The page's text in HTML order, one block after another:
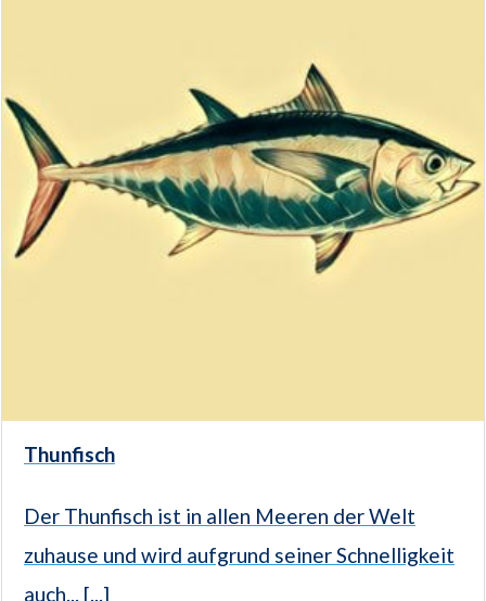
Thunfisch
Der Thunfisch ist in allen Meeren der Welt
zuhause und wird aufgrund seiner Schnelligkeit
auch... [...]